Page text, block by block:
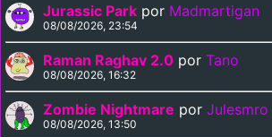
Jurassic Park por Madmartigan
08/08/2026, 23:54
Raman Raghav 2.0 por Tano
08/08/2026, 16:32
Zombie Nightmare por Julesmro
08/08/2026, 13:50